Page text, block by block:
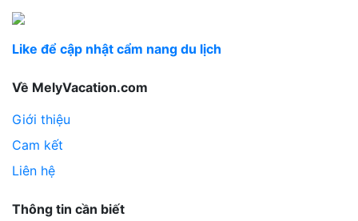
Like để cập nhật cẩm nang du lịch
Về MelyVacation.com
Giới thiệu
Cam kết
Liên hệ
Thông tin cần biết